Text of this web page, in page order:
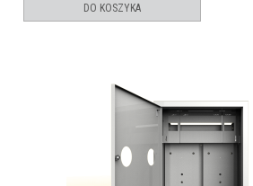
DO KOSZYKA